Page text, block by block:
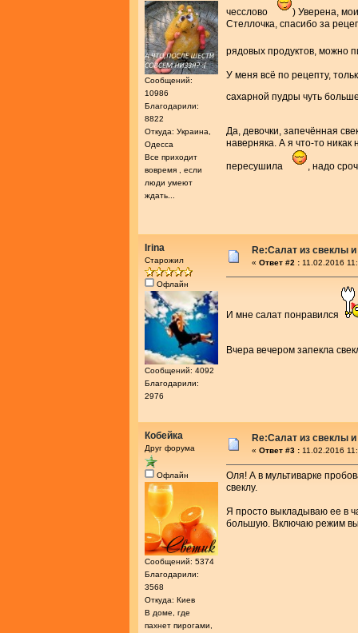
Сообщений:
10986
Благодарили:
8822
Откуда: Украина,
Одесса
Все приходит
вовремя , если
люди умеют
ждать...
чесслово
) Уверена,
Стеллочка, спасибо за
рядовых продуктов, можно
У меня всё по рецепту,
сахарной пудры чуть
Да, девочки, запечённая
наверняка. А я что-то
пересушила , надо
Irina
Старожил
Офлайн
Сообщений: 4092
Благодарили:
2976
Re:Салат из свеклы
« Ответ #2 : 11.02.2016
И мне салат понравился
Вчера вечером запекла
Кобейка
Друг форума
Офлайн
Сообщений: 5374
Благодарили:
3568
Откуда: Киев
В доме, где
пахнет пирогами,
Re:Салат из свеклы
« Ответ #3 : 11.02.2016
Оля! А в мультиварке
свеклу.
Я просто выкладываю ее в
большую. Включаю режим